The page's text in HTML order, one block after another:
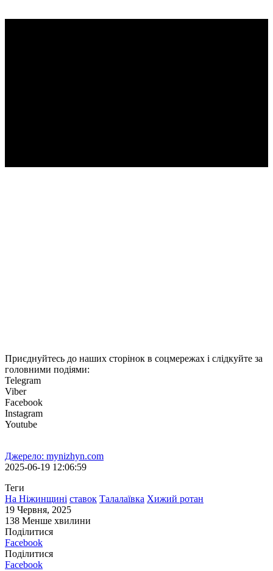
Приєднуйтесь до наших сторінок в соцмережах і слідкуйте за
головними подіями:
Telegram
Viber
Facebook
Instagram
Youtube
Джерело: mynizhyn.com
2025-06-19 12:06:59
Теги
На Ніжинщині ставок Талалаївка Хижий ротан
19 Червня, 2025
138 Менше хвилини
Поділитися
Facebook
Поділитися
Facebook